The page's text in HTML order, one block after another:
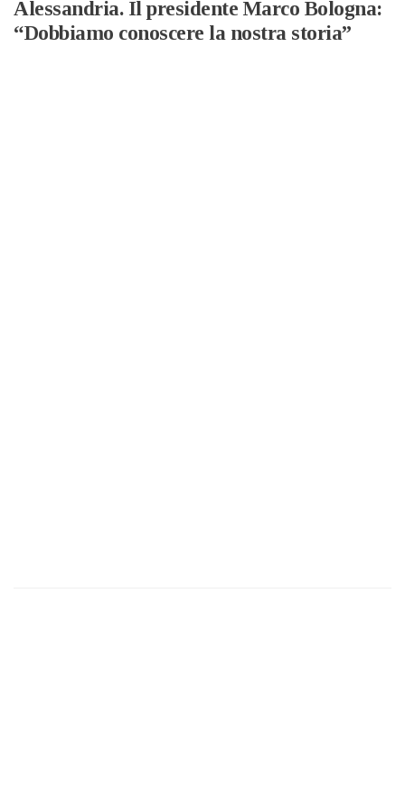
Alessandria. Il presidente Marco Bologna:
“Dobbiamo conoscere la nostra storia”